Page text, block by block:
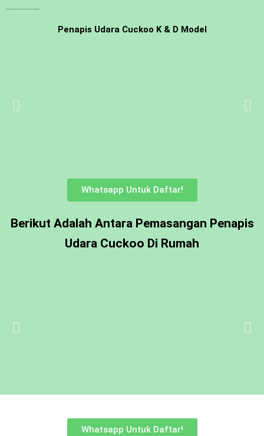
Penapis Udara Cuckoo K & D Model
Whatsapp Untuk Daftar!
Berikut Adalah Antara Pemasangan Penapis
Udara Cuckoo Di Rumah
Whatsapp Untuk Daftar!